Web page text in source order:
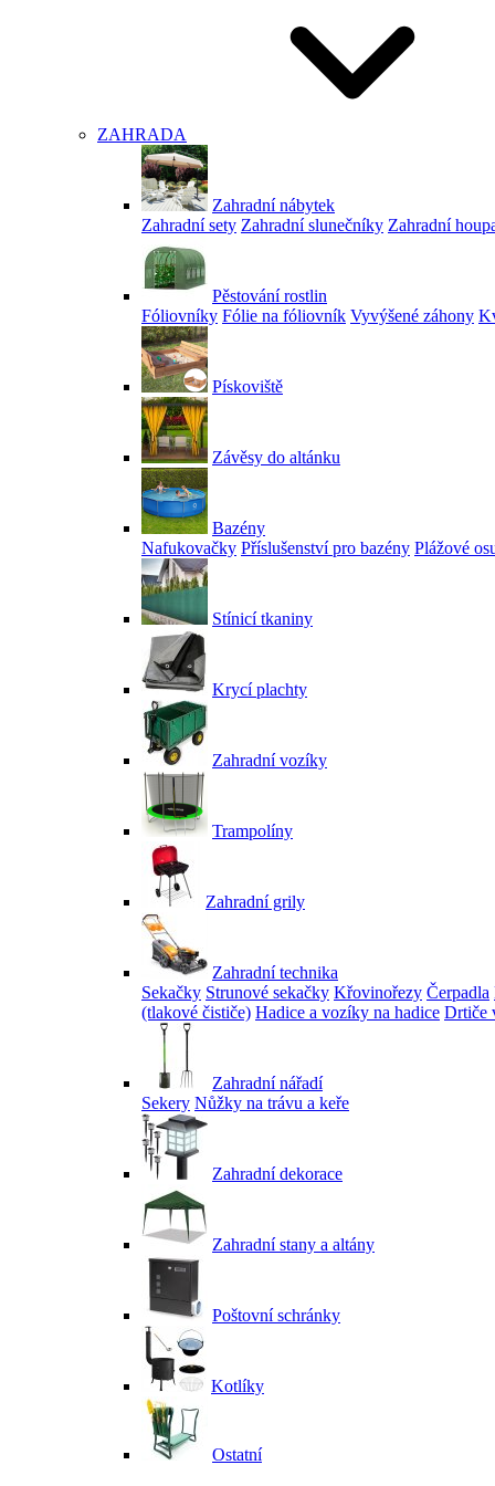
ZAHRADA
Zahradní nábytek
Zahradní sety Zahradní slunečníky Zahradní
Pěstování rostlin
Fóliovníky Fólie na fóliovník Vyvýšené záhony
Pískoviště
Závěsy do altánku
Bazény
Nafukovačky Příslušenství pro bazény Plážové
Stínicí tkaniny
Krycí plachty
Zahradní vozíky
Trampolíny
Zahradní grily
Zahradní technika
Sekačky Strunové sekačky Křovinořezy Čerpadla
(tlakové čističe) Hadice a vozíky na hadice Drtiče
Zahradní nářadí
Sekery Nůžky na trávu a keře
Zahradní dekorace
Zahradní stany a altány
Poštovní schránky
Kotlíky
Ostatní